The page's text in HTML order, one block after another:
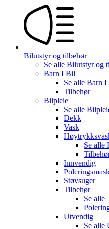
Bilutstyr og tilbehør
Se alle Bilutstyr og
Barn I Bil
Se alle Barn I
Tilbehør
Bilpleie
Se alle
Dekk
Vask
Se alle
Innvendig
Støvsuger
Tilbehør
Se alle
Utvendig
Se alle